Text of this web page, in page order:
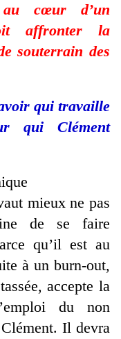
au cœur d’un
affronter la
souterrain des
qui travaille
qui Clément
mieux ne pas
de se faire
qu’il est au
à un burn-out,
accepte la
du non
Il devra